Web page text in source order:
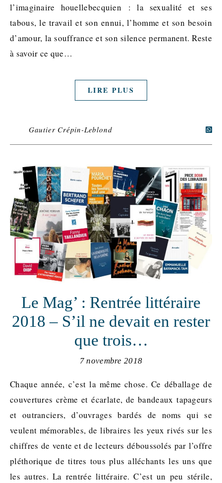
l’imaginaire houellebecquien : la sexualité et ses
tabous, le travail et son ennui, l’homme et son besoin
d’amour, la souffrance et son silence permanent. Reste
à savoir ce que…
LIRE PLUS
Gautier Crépin-Leblond
Le Mag’ : Rentrée littéraire
2018 – S’il ne devait en rester
que trois…
7 novembre 2018
Chaque année, c’est la même chose. Ce déballage de
couvertures crème et écarlate, de bandeaux tapageurs
et outranciers, d’ouvrages bardés de noms qui se
veulent mémorables, de libraires les yeux rivés sur les
chiffres de vente et de lecteurs déboussolés par l’offre
pléthorique de titres tous plus alléchants les uns que
les autres. La rentrée littéraire. C’est un peu stérile,